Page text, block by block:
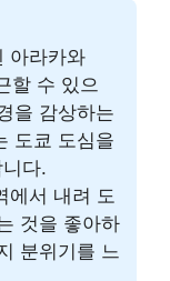
아라카와
할 수 있으
을 감상하는
도쿄 도심을
다.
에서 내려 도
것을 좋아하
분위기를 느